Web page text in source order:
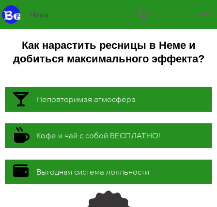
Нема
Как нарастить ресницы в Неме и
добиться максимального эффекта?
Неповторимая атмосфера
Кофе и чай с собой БЕСПЛАТНО!
Выгодная система лояльности